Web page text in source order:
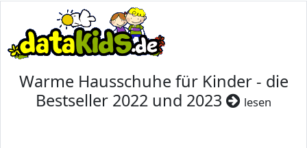
Warme Hausschuhe für Kinder - die
Bestseller 2022 und 2023
lesen